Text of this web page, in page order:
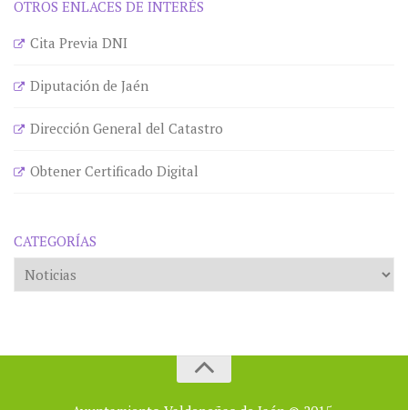
OTROS ENLACES DE INTERÉS
Cita Previa DNI
Diputación de Jaén
Dirección General del Catastro
Obtener Certificado Digital
CATEGORÍAS
Categorías